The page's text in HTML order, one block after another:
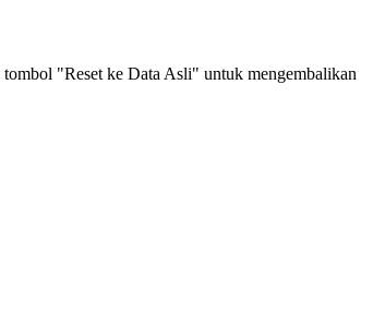
"Reset ke Data Asli" untuk mengembalikan